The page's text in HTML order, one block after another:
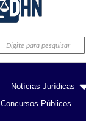
Notícias Jurídicas
Concursos Públicos